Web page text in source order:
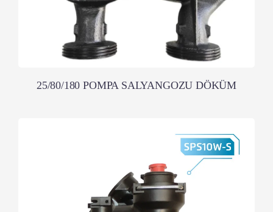
25/80/180 POMPA SALYANGOZU DÖKÜM